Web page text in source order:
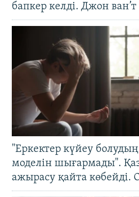
бапкер келді. Джон
"Еркектер күйеу
моделін шығармады".
ажырасу қайта көбейді.